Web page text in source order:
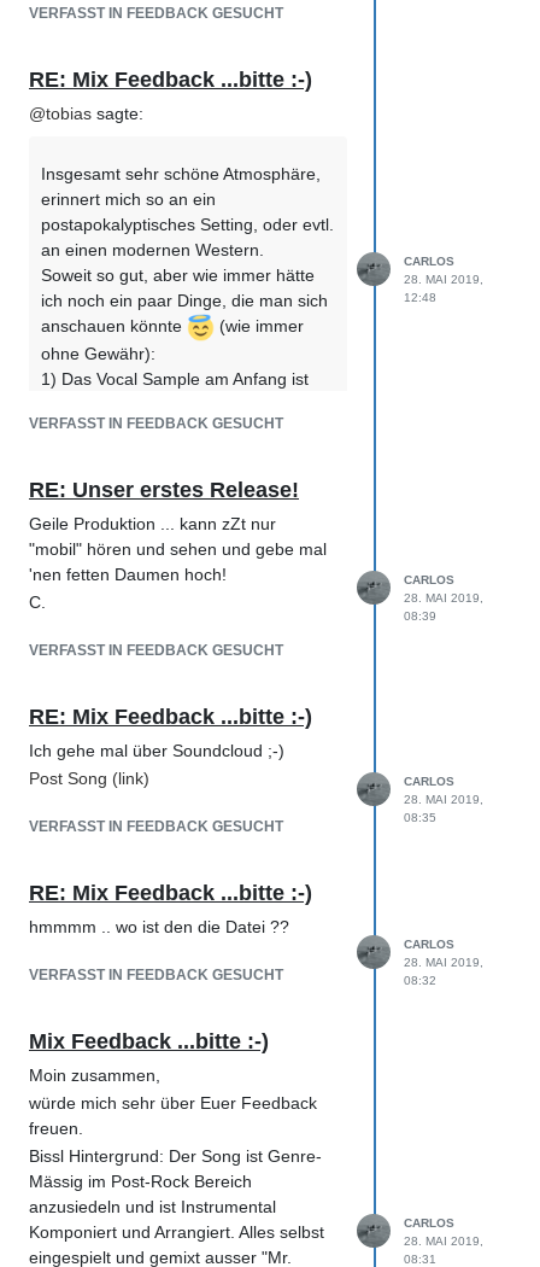
VERFASST IN FEEDBACK GESUCHT
RE: Mix Feedback ...bitte :-)
@tobias sagte:
Insgesamt sehr schöne Atmosphäre,
erinnert mich so an ein
postapokalyptisches Setting, oder evtl.
an einen modernen Western.
Soweit so gut, aber wie immer hätte
ich noch ein paar Dinge, die man sich
anschauen könnte
(wie immer
ohne Gewähr):
1) Das Vocal Sample am Anfang ist
auf günstigeren Kopfhörern klingt es
Grund der doch relativ stark
vorhandenen Betonung im
Präsenzbereich. Da würde ich bei mal
schauen ob man da bei ca. 3-4 KHz
mit dem EQ ein bißchen was
wegnehmen kann. Vor allem würde
Kompressor drauflegen, um das
Hör mal von 2:35-2:45 rein, die
lautstärketechnisch zu stark
schwanken.
insgesamt richtig cool, leider
die Gesamtdynamik des Songs nicht
mehr so richtig. Bei 0:58 hast Du ja
diese erst rhytmische Gitarre auf den
eigentlich:"Fett, gleich geht es richtig
so, als hätte jemand die Luft aus dem
Song gelassen. Der Teil von 1:00 bis
1:40 plätschert auch etwas vor sich
hin, da verliert man als Hörer ein
wenig das Interesse.
3) Den Übergang zu 1:40 finde ich im
Gegensatz dazu wieder richtig gut,
VERFASST IN FEEDBACK GESUCHT
CARLOS
28. MAI 2019,
12:48
RE: Unser erstes Release!
Geile Produktion ... kann zZt nur
"mobil" hören und sehen und gebe mal
'nen fetten Daumen hoch!
C.
VERFASST IN FEEDBACK GESUCHT
CARLOS
28. MAI 2019,
08:39
RE: Mix Feedback ...bitte :-)
Ich gehe mal über Soundcloud ;-)
Post Song (link)
VERFASST IN FEEDBACK GESUCHT
CARLOS
28. MAI 2019,
08:35
RE: Mix Feedback ...bitte :-)
hmmmm .. wo ist den die Datei ??
VERFASST IN FEEDBACK GESUCHT
CARLOS
28. MAI 2019,
08:32
Mix Feedback ...bitte :-)
Moin zusammen,
würde mich sehr über Euer Feedback
freuen.
Bissl Hintergrund: Der Song ist Genre-
Mässig im Post-Rock Bereich
anzusiedeln und ist Instrumental
Komponiert und Arrangiert. Alles selbst
eingespielt und gemixt ausser "Mr.
CARLOS
28. MAI 2019,
08:31